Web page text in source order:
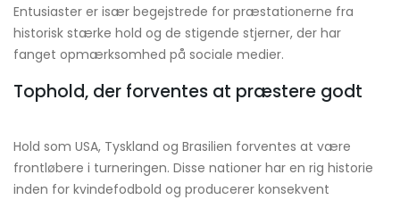
Entusiaster er især begejstrede for præstationerne fra
historisk stærke hold og de stigende stjerner, der har
fanget opmærksomhed på sociale medier.
Tophold, der forventes at præstere godt
Hold som USA, Tyskland og Brasilien forventes at være
frontløbere i turneringen. Disse nationer har en rig historie
inden for kvindefodbold og producerer konsekvent